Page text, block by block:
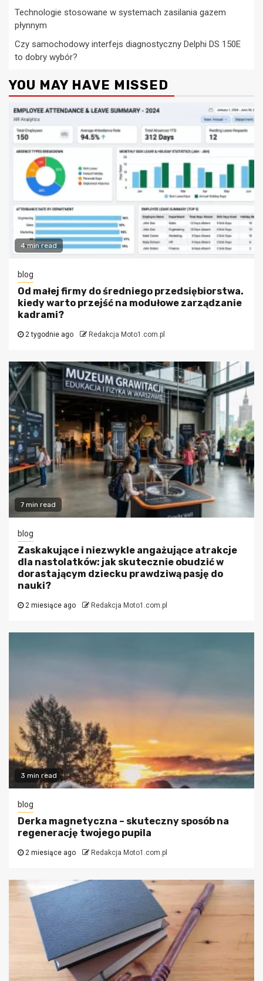
Technologie stosowane w systemach zasilania gazem
płynnym
Czy samochodowy interfejs diagnostyczny Delphi DS 150E
to dobry wybór?
YOU MAY HAVE MISSED
4 min read
blog
Od małej firmy do średniego przedsiębiorstwa.
kiedy warto przejść na modułowe zarządzanie
kadrami?
2 tygodnie ago Redakcja Moto1.com.pl
7 min read
blog
Zaskakujące i niezwykle angażujące atrakcje
dla nastolatków: jak skutecznie obudzić w
dorastającym dziecku prawdziwą pasję do
nauki?
2 miesiące ago Redakcja Moto1.com.pl
3 min read
blog
Derka magnetyczna – skuteczny sposób na
regenerację twojego pupila
2 miesiące ago Redakcja Moto1.com.pl